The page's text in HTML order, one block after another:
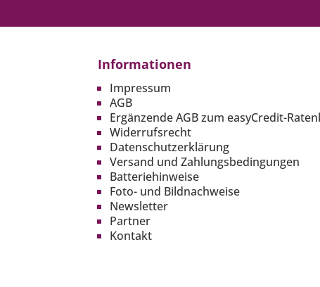
Informationen
Impressum
AGB
Ergänzende AGB zum easyCredit-
Widerrufsrecht
Datenschutzerklärung
Versand und Zahlungsbedingungen
Batteriehinweise
Foto- und Bildnachweise
Newsletter
Partner
Kontakt